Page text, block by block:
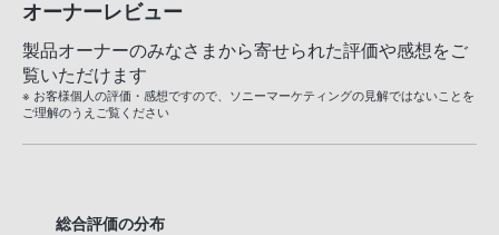
オーナーレビュー
製品オーナーのみなさまから寄せられた評価や感想をご
覧いただけます
※ お客様個人の評価・感想ですので、ソニーマーケティングの見解ではないことを
ご理解のうえご覧ください
総合評価の分布